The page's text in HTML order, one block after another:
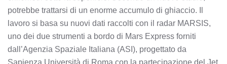
potrebbe trattarsi di un enorme accumulo di ghiaccio. Il
lavoro si basa su nuovi dati raccolti con il radar MARSIS,
uno dei due strumenti a bordo di Mars Express forniti
dall’Agenzia Spaziale Italiana (ASI), progettato da
Sapienza Università di Roma con la partecipazione del Jet